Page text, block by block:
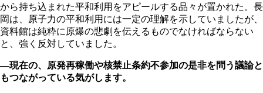
から持ち込まれた平和利用をアピールする品々が置かれた。長
岡は、原子力の平和利用には一定の理解を示していましたが、
資料館は純粋に原爆の悲劇を伝えるものでなければならない
と、強く反対していました。
―現在の、原発再稼働や核禁止条約不参加の是非を問う議論と
もつながっている気がします。